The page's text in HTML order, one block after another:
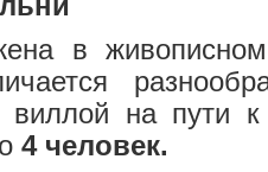
в
виллой на пути
4 человек.